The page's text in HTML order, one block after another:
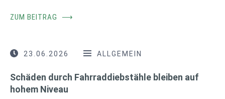
ZUM BEITRAG ⟶
23.06.2026 ALLGEMEIN
Schäden durch Fahrraddiebstähle bleiben auf
hohem Niveau